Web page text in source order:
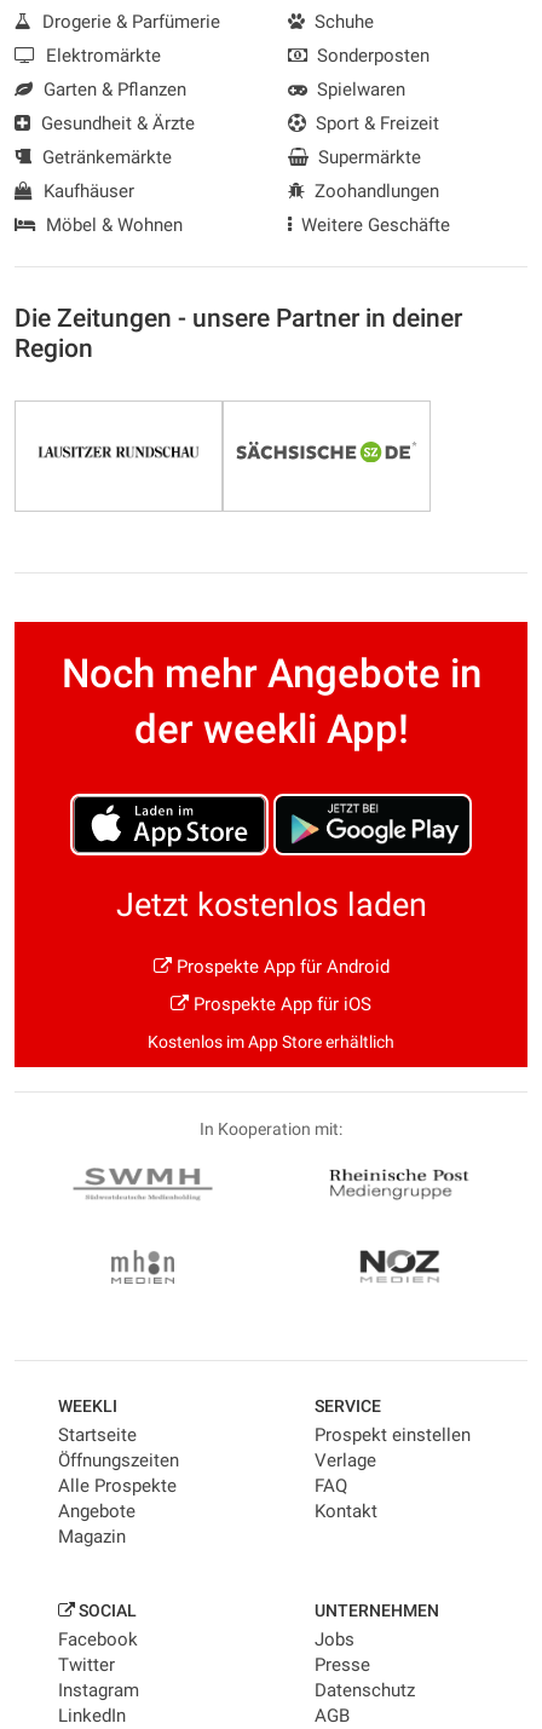
Drogerie & Parfümerie
Elektromärkte
Garten & Pflanzen
Gesundheit & Ärzte
Getränkemärkte
Kaufhäuser
Möbel & Wohnen
Schuhe
Sonderposten
Spielwaren
Sport & Freizeit
Supermärkte
Zoohandlungen
Weitere Geschäfte
Die Zeitungen - unsere Partner in deiner
Region
Noch mehr Angebote in
der weekli App!
Jetzt kostenlos laden
Prospekte App für Android
Prospekte App für iOS
Kostenlos im App Store erhältlich
In Kooperation mit:
WEEKLI
Startseite
Öffnungszeiten
Alle Prospekte
Angebote
Magazin
SERVICE
Prospekt einstellen
Verlage
FAQ
Kontakt
SOCIAL
Facebook
Twitter
Instagram
LinkedIn
UNTERNEHMEN
Jobs
Presse
Datenschutz
AGB